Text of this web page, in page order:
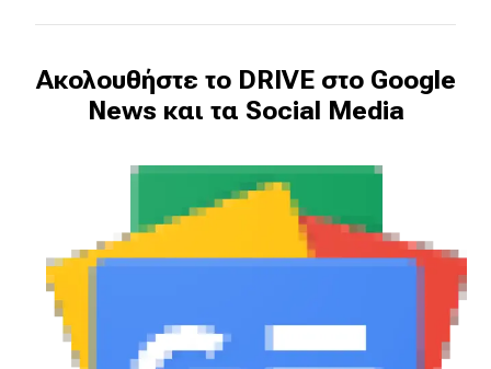
Ακολουθήστε το DRIVE στο Google
News και τα Social Media